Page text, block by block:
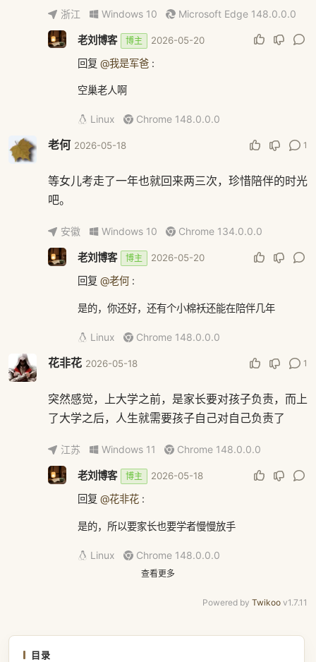
浙江 Windows 10 Microsoft Edge 148.0.0.0
老刘博客 博主 2026-05-20
回复 @我是军爸:
空巢老人啊
Linux Chrome 148.0.0.0
老何 2026-05-18 1
等女儿考走了一年也就回来两三次，珍惜陪伴的时光
吧。
安徽 Windows 10 Chrome 134.0.0.0
老刘博客 博主 2026-05-20
回复 @老何:
是的，你还好，还有个小棉袄还能在陪伴几年
Linux Chrome 148.0.0.0
花非花 2026-05-18 1
突然感觉，上大学之前，是家长要对孩子负责，而上
了大学之后，人生就需要孩子自己对自己负责了
江苏 Windows 11 Chrome 148.0.0.0
老刘博客 博主 2026-05-18
回复 @花非花:
是的，所以要家长也要学者慢慢放手
Linux Chrome 148.0.0.0
查看更多
Powered by Twikoo v1.7.11
目录